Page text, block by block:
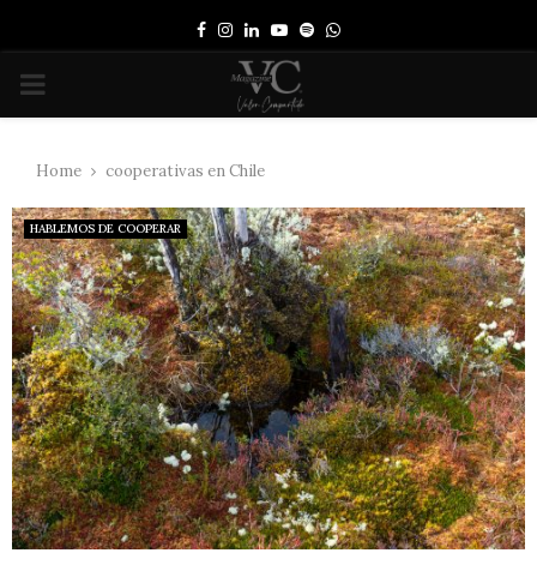
Facebook
Instagram
LinkedinYoutube
SpotifyWhatsapp
PRIMARY
Home cooperativas en Chile
HABLEMOS DE COOPERAR